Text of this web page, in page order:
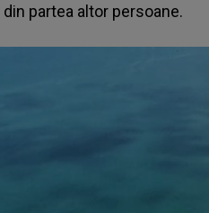
din partea altor persoane.